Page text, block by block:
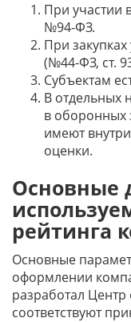
При участии
№94-ФЗ.
При
(№44-ФЗ, ст.
Субъектам
В отдельных
в оборонных
имеют
оценки.
Основные
рейтинга
Основные
оформлении
разработал
соответствуют